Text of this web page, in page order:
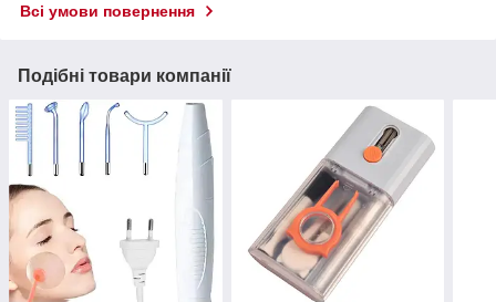
Всі умови повернення
Подібні товари компанії